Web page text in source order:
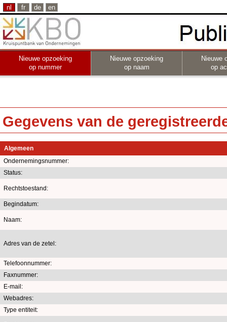
nl fr de en
Nieuwe opzoeking
op nummer
Nieuwe opzoeking
op naam
Nieuwe
op
Gegevens van de
Algemeen
Ondernemingsnummer:
Status:
Rechtstoestand:
Begindatum:
Naam:
Adres van de zetel:
Telefoonnummer:
Faxnummer:
E-mail:
Webadres:
Type entiteit: